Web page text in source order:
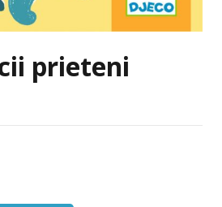
prieteni